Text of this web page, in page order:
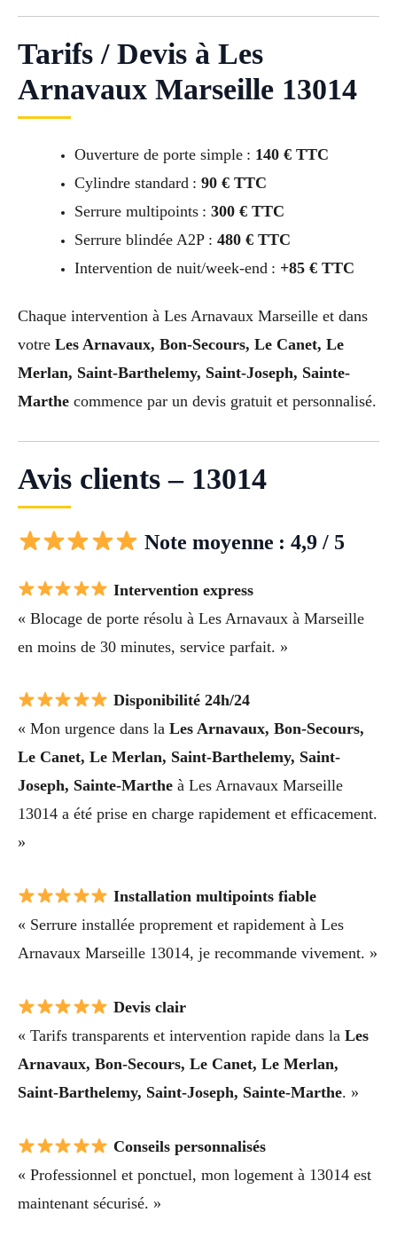
Tarifs / Devis à Les
Arnavaux Marseille 13014
Ouverture de porte simple : 140 € TTC
Cylindre standard : 90 € TTC
Serrure multipoints : 300 € TTC
Serrure blindée A2P : 480 € TTC
Intervention de nuit/week-end : +85 € TTC
Chaque intervention à Les Arnavaux Marseille et dans
votre Les Arnavaux, Bon-Secours, Le Canet, Le
Merlan, Saint-Barthelemy, Saint-Joseph, Sainte-
Marthe commence par un devis gratuit et personnalisé.
Avis clients – 13014
Note moyenne : 4,9 / 5
Intervention express
« Blocage de porte résolu à Les Arnavaux à Marseille
en moins de 30 minutes, service parfait. »
Disponibilité 24h/24
« Mon urgence dans la Les Arnavaux, Bon-Secours,
Le Canet, Le Merlan, Saint-Barthelemy, Saint-
Joseph, Sainte-Marthe à Les Arnavaux Marseille
13014 a été prise en charge rapidement et efficacement.
»
Installation multipoints fiable
« Serrure installée proprement et rapidement à Les
Arnavaux Marseille 13014, je recommande vivement. »
Devis clair
« Tarifs transparents et intervention rapide dans la Les
Arnavaux, Bon-Secours, Le Canet, Le Merlan,
Saint-Barthelemy, Saint-Joseph, Sainte-Marthe. »
Conseils personnalisés
« Professionnel et ponctuel, mon logement à 13014 est
maintenant sécurisé. »